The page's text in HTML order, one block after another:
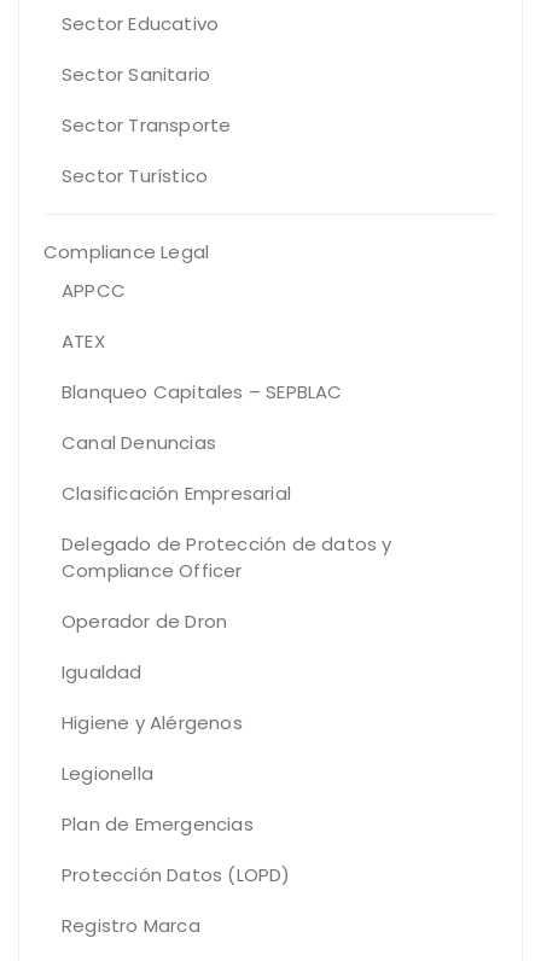
Sector Educativo
Sector Sanitario
Sector Transporte
Sector Turístico
Compliance Legal
APPCC
ATEX
Blanqueo Capitales – SEPBLAC
Canal Denuncias
Clasificación Empresarial
Delegado de Protección de datos y
Compliance Officer
Operador de Dron
Igualdad
Higiene y Alérgenos
Legionella
Plan de Emergencias
Protección Datos (LOPD)
Registro Marca